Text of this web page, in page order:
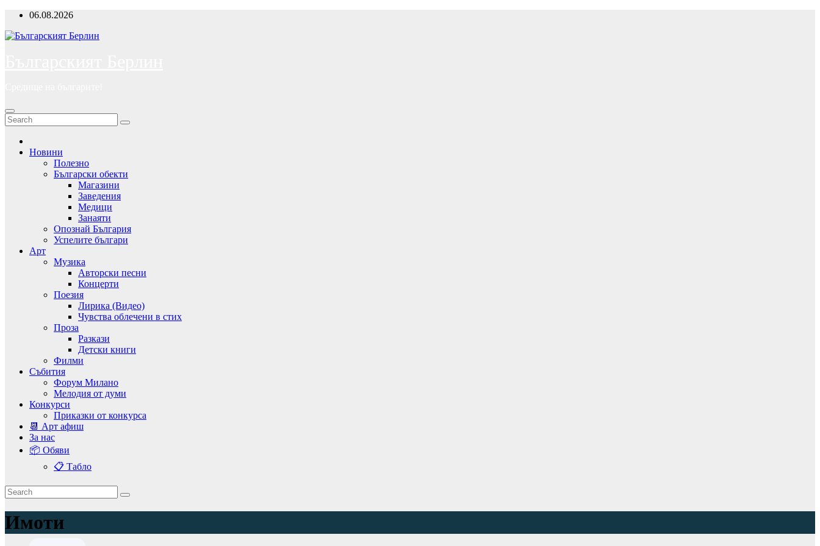
Skip
content
06.08.2026
Новини
Полезно
Български обекти
Магазини
Заведения
Медици
Занаяти
Опознай България
Успелите българи
Арт
Музика
Авторски песни
Концерти
Поезия
Лирика (Видео)
Чувства облечени в стих
Проза
Разкази
Детски книги
Филми
Събития
Форум Милано
Мелодия от думи
Конкурси
Приказки от конкурса
📆 Арт афиш
За нас
📦 Обяви
📋 Табло
Имоти